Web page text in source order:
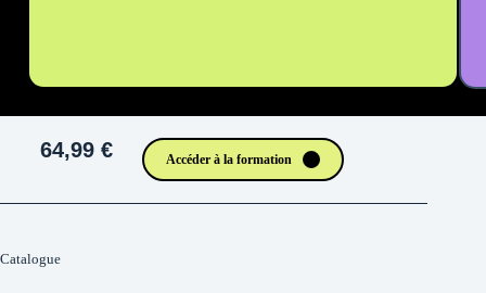
64,99 € Accéder à la formation
Catalogue